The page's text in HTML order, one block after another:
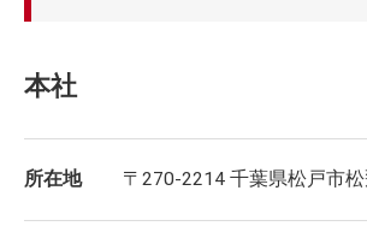
本社
所在地 〒270-2214 千葉県松戸市